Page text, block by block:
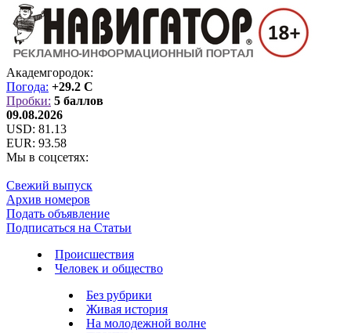
Академгородок:
Погода: +29.2 C
Пробки: 5 баллов
09.08.2026
USD: 81.13
EUR: 93.58
Мы в соцсетях:
Свежий выпуск
Архив номеров
Подать объявление
Подписаться на Статьи
Происшествия
Человек и общество
Без рубрики
Живая история
На молодежной волне